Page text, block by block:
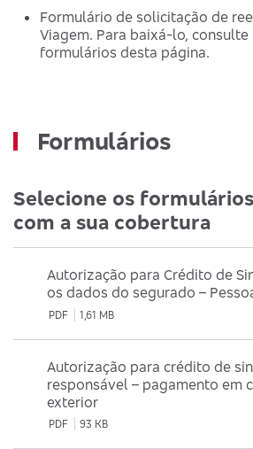
Formulário de solicitação de
Viagem. Para baixá-lo, consulte
formulários desta página.
Formulários
Selecione os
com a sua cobertura
Autorização para Crédito de
os dados do segurado –
PDF 1,61 MB
Autorização para crédito de
responsável – pagamento em
exterior
PDF 93 KB